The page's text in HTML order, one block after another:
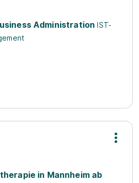
Administration IST-
in Mannheim ab